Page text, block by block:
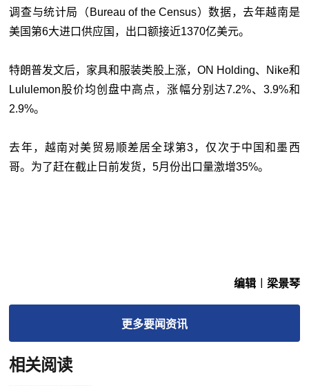
调查与统计局（Bureau of the Census）数据，去年越南是
美国第6大进口供应国，出口额接近1370亿美元。
特朗普发文后，家具和服装类股上涨，ON Holding、Nike和
Lululemon股价均创盘中高点，涨幅分别达7.2%、3.9%和
2.9%。
去年，越南对美贸易顺差居全球第3，仅次于中国和墨西
哥。为了赶在截止日前发货，5月份出口量激增35%。
编辑︱梁景琴
更多要闻资讯
相关阅读